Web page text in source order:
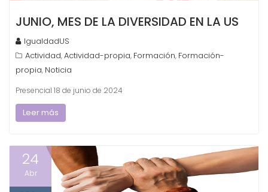
JUNIO, MES DE LA DIVERSIDAD EN LA US
IgualdadUS
Actividad,Actividad-propia, Formación, Formación-
propia, Noticia
Presencial 18 de junio de 2024
Leer más
24
Abr